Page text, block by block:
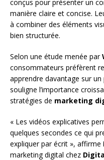
conçus pour présenter un
manière claire et concise.
à combiner des éléments
bien structurée.
Selon une étude menée par
consommateurs préfèrent
apprendre davantage sur
souligne l’importance
stratégies de marketing
« Les vidéos explicatives
quelques secondes ce qui
expliquer par écrit », affirme
marketing digital chez